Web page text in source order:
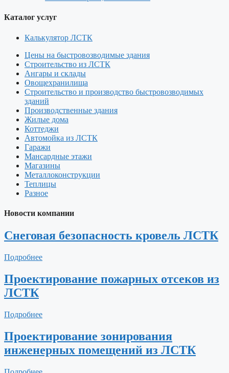
Каталог услуг
Калькулятор ЛСТК
Цены на быстровозводимые здания
Строительство из ЛСТК
Ангары и склады
Овощехранилища
Строительство и производство быстровозводимых
зданий
Производственные здания
Жилые дома
Коттеджи
Автомойка из ЛСТК
Гаражи
Мансардные этажи
Магазины
Металлоконструкции
Теплицы
Разное
Новости компании
Снеговая безопасность кровель ЛСТК
Подробнее
Проектирование пожарных отсеков из
ЛСТК
Подробнее
Проектирование зонирования
инженерных помещений из ЛСТК